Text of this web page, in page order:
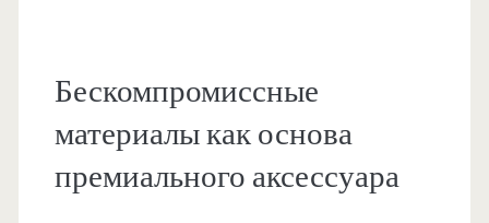
Бескомпромиссные
материалы как основа
премиального аксессуара